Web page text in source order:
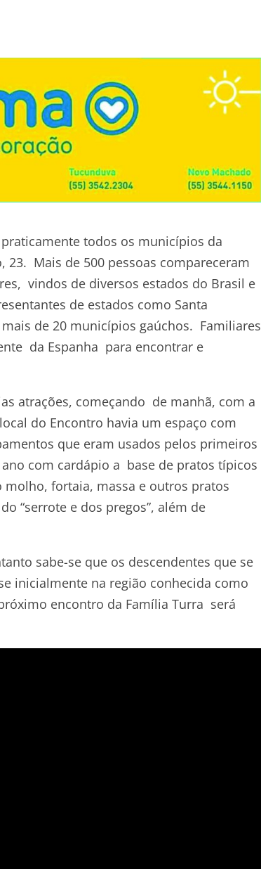
todos os municípios da
Mais de 500 pessoas compareceram
vindos de diversos estados do Brasil e
de estados como Santa
mais de 20 municípios gaúchos. Familiares
da Espanha para encontrar e
atrações, começando de manhã, com a
do Encontro havia um espaço com
que eram usados pelos primeiros
com cardápio a base de pratos típicos
fortaia, massa e outros pratos
“serrote e dos pregos”, além de
sabe-se que os descendentes que se
inicialmente na região conhecida como
encontro da Família Turra será